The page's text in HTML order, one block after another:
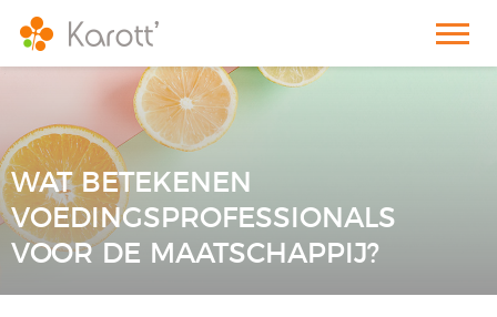
WAT BETEKENEN
VOEDINGSPROFESSIONALS
VOOR DE MAATSCHAPPIJ?